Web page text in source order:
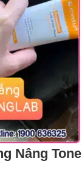
Nâng